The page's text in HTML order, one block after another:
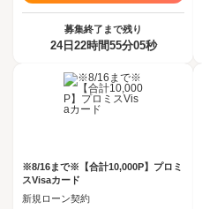
募集終了まで残り
24日22時間55分04秒
※8/16まで※【合計10,000P】プロミ
スVisaカード
新規ローン契約